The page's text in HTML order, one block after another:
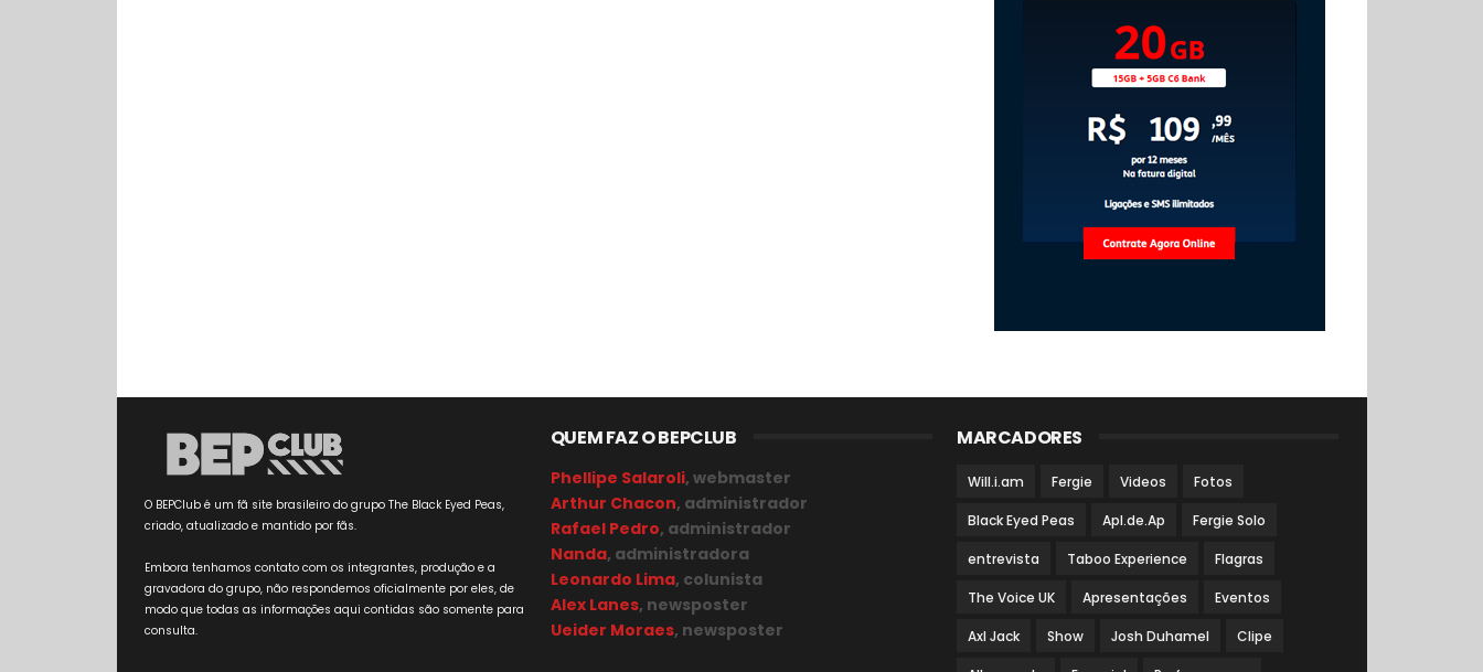
O BEPClub é um fã site brasileiro do grupo The Black Eyed Peas,
criado, atualizado e mantido por fãs.
Embora tenhamos contato com os integrantes, produção e a
gravadora do grupo, não respondemos oficialmente por eles, de
modo que todas as informações aqui contidas são somente para
consulta.
QUEM FAZ O BEPCLUB
Phellipe Salaroli, webmaster
Arthur Chacon, administrador
Rafael Pedro, administrador
Nanda, administradora
Leonardo Lima, colunista
Alex Lanes, newsposter
Ueider Moraes, newsposter
MARCADORES
Will.i.am Fergie Videos Fotos
Black Eyed Peas Apl.de.Ap Fergie Solo
entrevista Taboo Experience Flagras
The Voice UK Apresentações Eventos
Axl Jack Show Josh Duhamel Clipe